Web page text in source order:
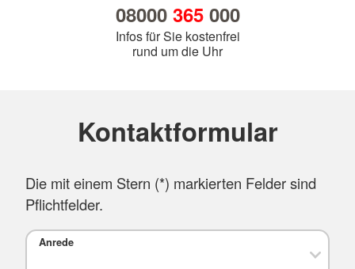
08000 365000
Infos für Sie kostenfrei
rund um die Uhr
Kontaktformular
Die mit einem Stern (*) markierten Felder sind
Pflichtfelder.
Anrede